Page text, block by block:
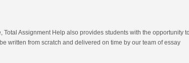
Assignment Help also provides students with the opportunity
written from scratch and delivered on time by our team of essay